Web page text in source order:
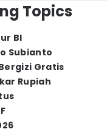
Topics
BI
Subianto
Gratis
Rupiah